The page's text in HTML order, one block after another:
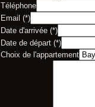
Téléphone
Email (*)
Date d'arrivée (*)
Date de départ (*)
Choix de l'appartement